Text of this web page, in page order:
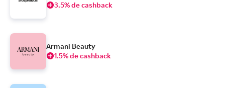
3.5% de cashback
Armani Beauty
1.5% de cashback